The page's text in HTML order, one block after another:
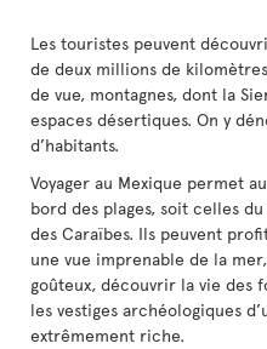
Les touristes peuvent
de deux millions de
de vue, montagnes, dont la
espaces désertiques. On y
d’habitants.
Voyager au Mexique permet
bord des plages, soit celles
des Caraïbes. Ils peuvent
une vue imprenable de la
goûteux, découvrir la vie des
les vestiges archéologiques
extrêmement riche.